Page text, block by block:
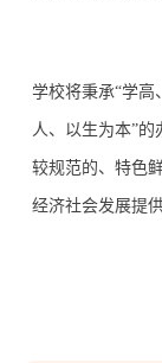
学校将秉承“学高
人、以生为本”
较规范的、特色
经济社会发展提